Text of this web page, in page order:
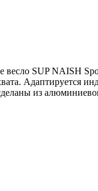
SUP NAISH
Адаптируется
из